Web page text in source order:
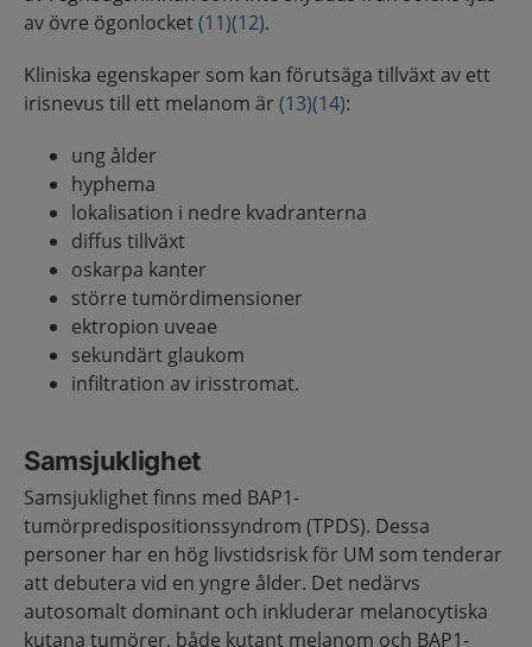
av övre ögonlocket(11)(12).
Kliniska egenskaper som kan förutsäga tillväxt av ett
irisnevus till ett melanom är (13)(14):
ung ålder
hyphema
lokalisation i nedre kvadranterna
diffus tillväxt
oskarpa kanter
större tumördimensioner
ektropion uveae
sekundärt glaukom
infiltration av irisstromat.
Samsjuklighet
Samsjuklighet finns med BAP1-
tumörpredispositionssyndrom (TPDS). Dessa
personer har en hög livstidsrisk för UM som tenderar
att debutera vid en yngre ålder. Det nedärvs
autosomalt dominant och inkluderar melanocytiska
kutana tumörer, både kutant melanom och BAP1-